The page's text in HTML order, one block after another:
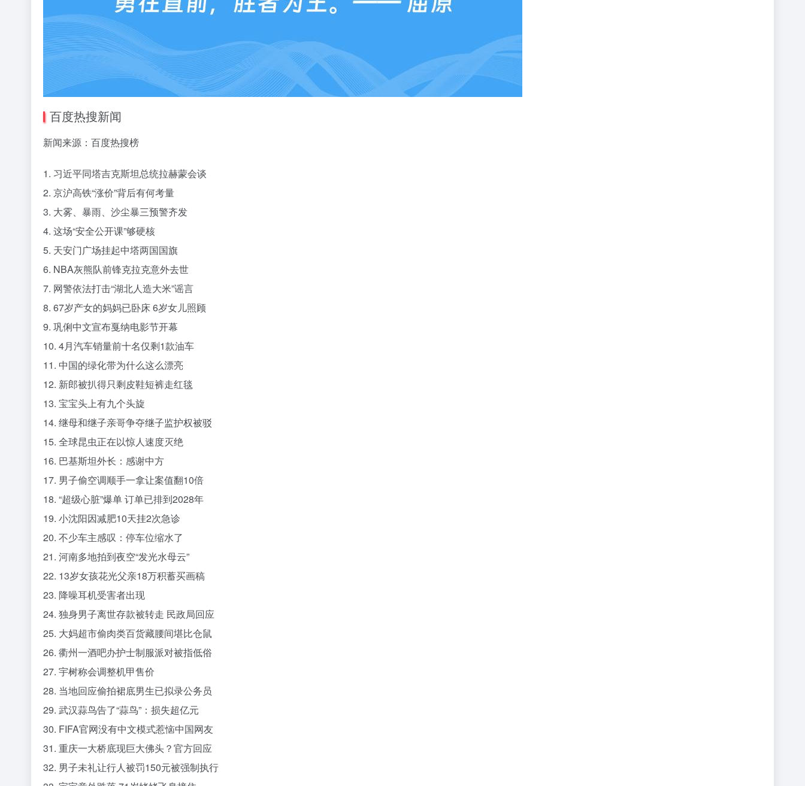
百度热搜新闻
新闻来源：百度热搜榜
1. 习近平同塔吉克斯坦总统拉赫蒙会谈
2. 京沪高铁“涨价”背后有何考量
3. 大雾、暴雨、沙尘暴三预警齐发
4. 这场“安全公开课”够硬核
5. 天安门广场挂起中塔两国国旗
6. NBA灰熊队前锋克拉克意外去世
7. 网警依法打击“湖北人造大米”谣言
8. 67岁产女的妈妈已卧床 6岁女儿照顾
9. 巩俐中文宣布戛纳电影节开幕
10. 4月汽车销量前十名仅剩1款油车
11. 中国的绿化带为什么这么漂亮
12. 新郎被扒得只剩皮鞋短裤走红毯
13. 宝宝头上有九个头旋
14. 继母和继子亲哥争夺继子监护权被驳
15. 全球昆虫正在以惊人速度灭绝
16. 巴基斯坦外长：感谢中方
17. 男子偷空调顺手一拿让案值翻10倍
18. “超级心脏”爆单 订单已排到2028年
19. 小沈阳因减肥10天挂2次急诊
20. 不少车主感叹：停车位缩水了
21. 河南多地拍到夜空“发光水母云”
22. 13岁女孩花光父亲18万积蓄买画稿
23. 降噪耳机受害者出现
24. 独身男子离世存款被转走 民政局回应
25. 大妈超市偷肉类百货藏腰间堪比仓鼠
26. 衢州一酒吧办护士制服派对被指低俗
27. 宇树称会调整机甲售价
28. 当地回应偷拍裙底男生已拟录公务员
29. 武汉蒜鸟告了“蒜鸟”：损失超亿元
30. FIFA官网没有中文模式惹恼中国网友
31. 重庆一大桥底现巨大佛头？官方回应
32. 男子未礼让行人被罚150元被强制执行